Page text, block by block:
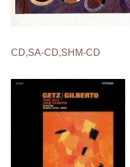
CD,SA-CD,SHM-CD